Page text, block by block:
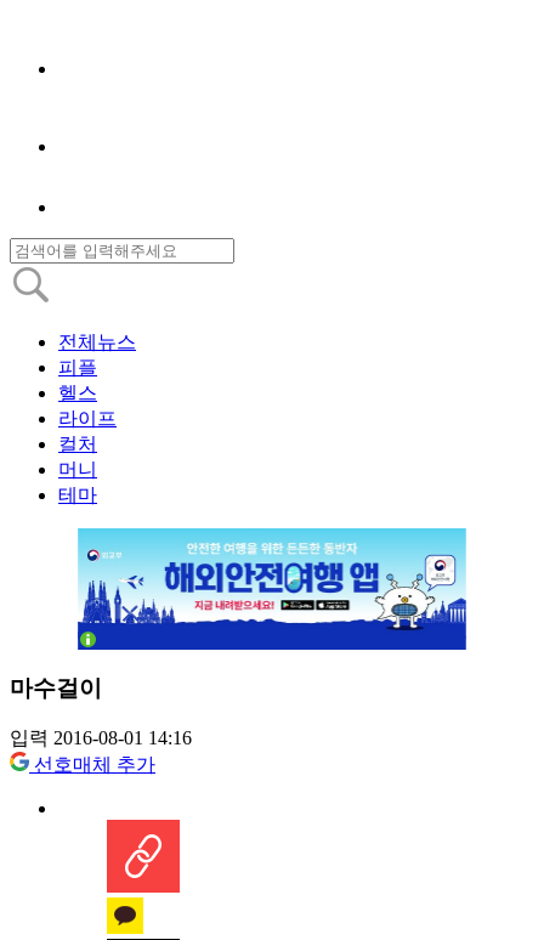
전체뉴스
피플
헬스
라이프
컬처
머니
테마
마수걸이
입력 2016-08-01 14:16
선호매체 추가